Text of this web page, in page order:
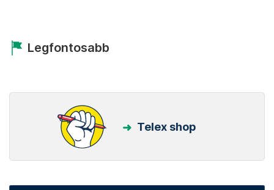
Legfontosabb
Telex shop